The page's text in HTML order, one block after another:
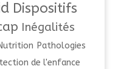
Dispositifs
Inégalités
Pathologies
de l'enfance